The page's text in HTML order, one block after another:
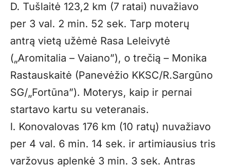
D. Tušlaitė 123,2 km (7 ratai) nuvažiavo
per 3 val. 2 min. 52 sek. Tarp moterų
antrą vietą užėmė Rasa Leleivytė
(„Aromitalia – Vaiano”), o trečią – Monika
Rastauskaitė (Panevėžio KKSC/R.Sargūno
SG/„Fortūna”). Moterys, kaip ir pernai
startavo kartu su veteranais.
I. Konovalovas 176 km (10 ratų) nuvažiavo
per 4 val. 6 min. 14 sek. ir artimiausius tris
varžovus aplenkė 3 min. 3 sek. Antras